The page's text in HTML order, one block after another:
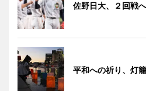
佐野日大、２回戦
平和への祈り、灯